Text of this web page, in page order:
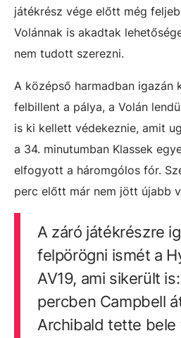
játékrész vége előtt még
Volánnak is akadtak
nem tudott szerezni.
A középső harmadban igazán
felbillent a pálya, a Volán
is ki kellett védekeznie, amit
a 34. minutumban Klassek
elfogyott a háromgólos fór.
perc előtt már nem jött újabb
A záró játékrészre
felpörögni ismét a
AV19, ami sikerült
percben Campbell
Archibald tette